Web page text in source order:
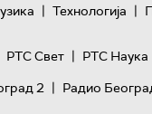
| Технологијa |
РТС Свет | РТС Наука
2 | Радио